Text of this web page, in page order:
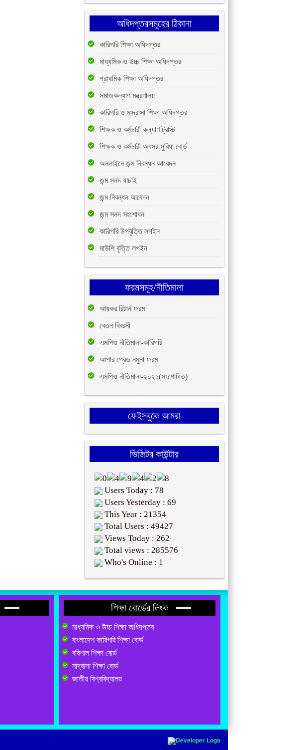
অধিদপ্তরসমূহের ঠিকানা
কারিগরি শিক্ষা অধিদপ্তর
মাধ্যমিক ও উচ্চ শিক্ষা অধিদপ্তর
প্রাথমিক শিক্ষা অধিদপ্তর
সমাজকল্যাণ মন্ত্রণালয়
কারিগরি ও মাদ্রাসা শিক্ষা অধিদপ্তর
শিক্ষক ও কর্মচারী কল্যাণ ট্রাস্ট
শিক্ষক ও কর্মচারী অবসর সুবিধা বোর্ড
অনলাইনে জন্ম নিবন্ধন আবেদন
জন্ম সনদ যাচাই
জন্ম নিবন্ধন আবেদন
জন্ম সনদ সংশোধন
কারিগরি উপবৃত্তি লগইন
মাউশি বৃত্তি লগইন
ফরমসমূহ/নীতিমালা
আয়কর রিটার্ন ফরম
বেতন বিবরনী
এমপিও নীতিমালা-কারিগরি
আপার গ্রেড নমুনা ফরম
এমপিও নীতিমালা-২০২১(সংশোধিত)
ফেইসবুকে আমরা
ভিজিটর কাউন্টার
Users Today : 78
Users Yesterday : 69
This Year : 21354
Total Users : 49427
Views Today : 262
Total views : 285576
Who's Online : 1
শিক্ষা বোর্ডের লিংক
মাধ্যমিক ও উচ্চ শিক্ষা অধিদপ্তর
বাংলাদেশ কারিগরি শিক্ষা বোর্ড
বরিশাল শিক্ষা বোর্ড
মাদ্রাসা শিক্ষা বোর্ড
জাতীয় বিশ্ববিদ্যালয়